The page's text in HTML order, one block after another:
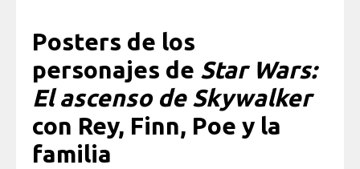
Posters de los
personajes de Star Wars:
El ascenso de Skywalker
con Rey, Finn, Poe y la
familia